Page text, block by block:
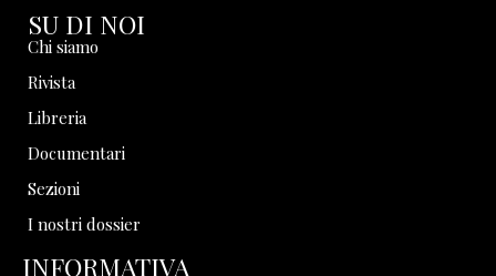
SU DI NOI
Chi siamo
Rivista
Libreria
Documentari
Sezioni
I nostri dossier
INFORMATIVA